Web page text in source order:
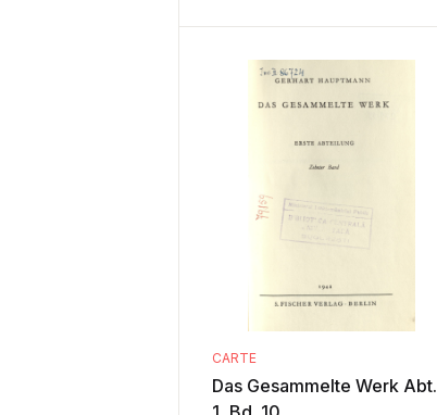
CARTE
Das Gesammelte Werk Abt.